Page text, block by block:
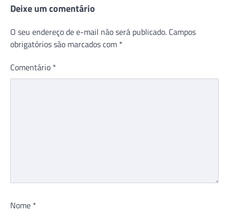
Deixe um comentário
O seu endereço de e-mail não será publicado. Campos
obrigatórios são marcados com *
Comentário *
Nome *